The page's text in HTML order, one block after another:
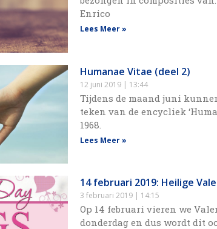
Enrico
Lees Meer »
Humanae Vitae (deel 2)
12 juni 2019 13:44
Tijdens de maand juni
teken van de encycliek
1968.
Lees Meer »
14 februari 2019: Heilige
3 februari 2019 14:15
Op 14 februari vieren we
donderdag en dus wordt dit